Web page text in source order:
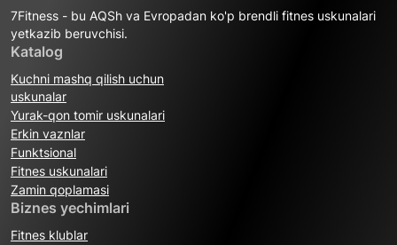
7Fitness - bu AQSh va Evropadan ko'p brendli fitnes uskunalari
yetkazib beruvchisi.
Katalog
Kuchni mashq qilish uchun
uskunalar
Yurak-qon tomir uskunalari
Erkin vaznlar
Funktsional
Fitnes uskunalari
Zamin qoplamasi
Biznes yechimlari
Fitnes klublar